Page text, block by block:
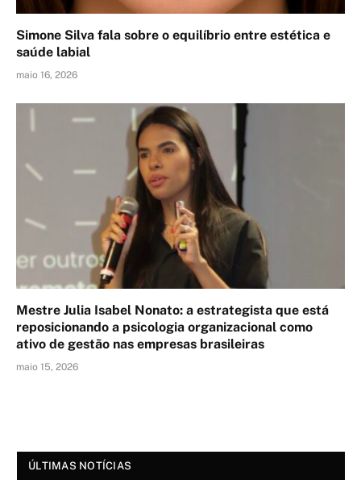
Simone Silva fala sobre o equilíbrio entre estética e
saúde labial
maio 16, 2026
Mestre Julia Isabel Nonato: a estrategista que está
reposicionando a psicologia organizacional como
ativo de gestão nas empresas brasileiras
maio 15, 2026
ÚLTIMAS NOTÍCIAS